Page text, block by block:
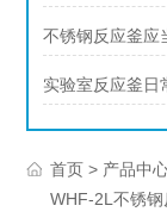
不锈钢反应釜应
实验室反应釜日
首页 > 产品中
WHF-2L不锈钢